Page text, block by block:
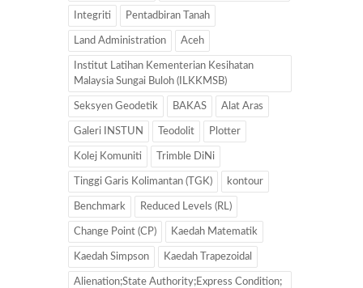
Integriti Pentadbiran Tanah
Land Administration Aceh
Institut Latihan Kementerian Kesihatan
Malaysia Sungai Buloh (ILKKMSB)
Seksyen Geodetik BAKAS Alat Aras
Galeri INSTUN Teodolit Plotter
Kolej Komuniti Trimble DiNi
Tinggi Garis Kolimantan (TGK) kontour
Benchmark Reduced Levels (RL)
Change Point (CP) Kaedah Matematik
Kaedah Simpson Kaedah Trapezoidal
Alienation;State Authority;Express Condition;